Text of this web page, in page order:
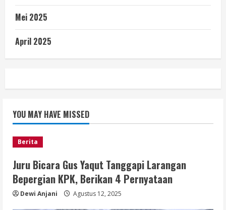
Mei 2025
April 2025
YOU MAY HAVE MISSED
Berita
Juru Bicara Gus Yaqut Tanggapi Larangan
Bepergian KPK, Berikan 4 Pernyataan
Dewi Anjani Agustus 12, 2025